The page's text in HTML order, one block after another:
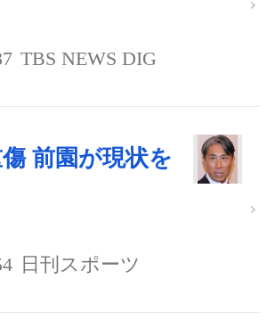
TBS NEWS DIG
前園が現状を
日刊スポーツ